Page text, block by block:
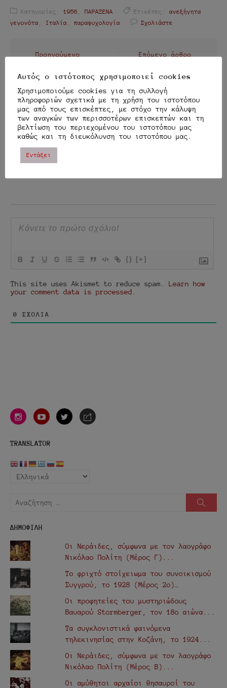
Κατηγορίες: 1956 ΠΑΡΑΞΕΝΑ Ετικέτες: ανεξήγητα
γεγονότα
Ιταλία παραψυχολογία Σχολιάστε
Πλοήγηση
Προηγούμενο
ΚΑΤΑΚΛΥΣΜΌΣ
ΠΡΟΚΛΉΘΗΚΕ ΑΠΌ
ΕΞΩΓΉΙΝΗ ΠΑΡΈΜΒΑΣΗ;
Επόμενο άρθρο
Η ΑΘΉΝΑ ΤΟΥ 17ΟΥ
{} [+]
This site uses Akismet to reduce spam. Learn how
your comment data is processed.
0 ΣΧΌΛΙΑ
instagramyoutube twittere-
TRANSLATOR
Αναζήτηση
ΔΗΜΟΦΙΛΗ
Οι Νεράιδες, σύμφωνα με τον λαογράφο
Νικόλαο Πολίτη (Μέρος Γ)...
Το φριχτό στοίχειωμα του συνοικισμού
Συγγρού, το 1928 (Μέρος 2ο)…
Οι προφητείες του μυστηριώδους
Βαυαρού Stormberger, τον 18ο αιώνα...
Τα συγκλονιστικά φαινόμενα
τηλεκινησίας στην Κοζάνη, το 1924...
Οι Νεράιδες, σύμφωνα με τον λαογράφο
Νικόλαο Πολίτη (Μέρος Β)...
Οι αμύθητοι αρχαίοι θησαυροί του
Αυτός ο ιστότοπος χρησιμοποιεί cookies
Χρησιμοποιούμε cookies για τη συλλογή
πληροφοριών σχετικά με τη χρήση του ιστοτόπου
μας από τους επισκέπτες, με στόχο την κάλυψη
των αναγκών των περισσοτέρων επισκεπτών και τη
βελτίωση του περιεχομένου του ιστοτόπου μας
καθώς και τη διευκόλυνση του ιστοτόπου μας.
Εντάξει